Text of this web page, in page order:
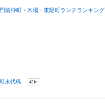
門前仲町・木場・東陽町ランチランキング
永代橋 421m